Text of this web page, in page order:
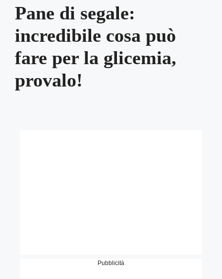
Pane di segale:
incredibile cosa può
fare per la glicemia,
provalo!
Pubblicità